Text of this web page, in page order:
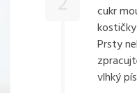
cukr
Prsty
vlhký